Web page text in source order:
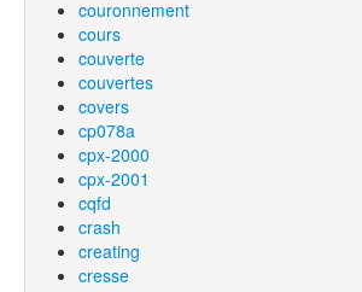
couronnement
cours
couverte
couvertes
covers
cp078a
cpx-2000
cpx-2001
cqfd
crash
creating
cresse